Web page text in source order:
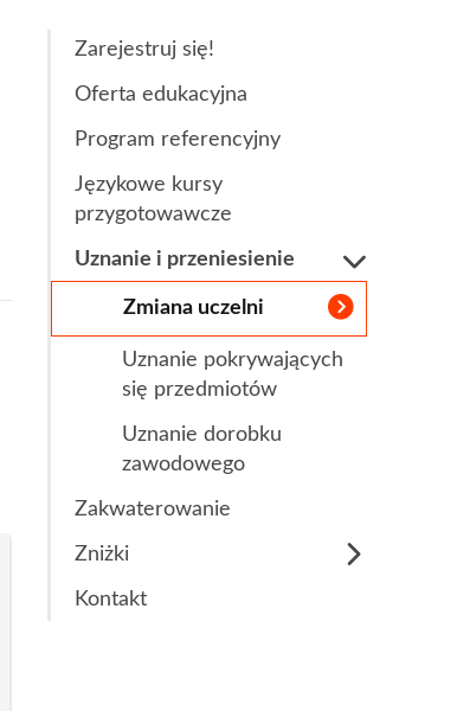
i egzaminy językowe
ofertoweZarejestruj się!
Oferta edukacyjna
Program referencyjny
Językowe kursy
przygotowawcze
Uznanie i przeniesienie
Zmiana uczelni
Uznanie pokrywających
się przedmiotów
Uznanie dorobku
zawodowego
Zakwaterowanie
Zniżki
Stypendium Naukowe
Kontakt